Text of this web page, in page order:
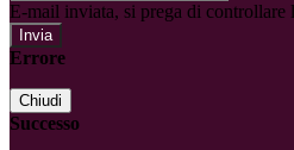
E-mail inviata, si prega di controllare
Errore
Chiudi
Successo